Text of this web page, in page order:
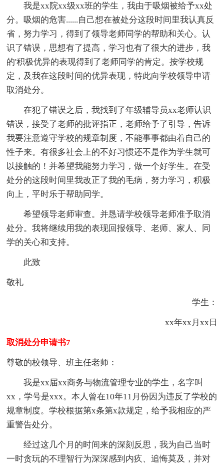
我是xx院xx级xx班的学生，我由于吸烟被给予xx处
分。吸烟的危害......自己想在被处分这段时间里我认真反
省，努力学习，得到了领导老师同学的帮助和关心。认
识了错误，思想有了提高，学习也有了很大的进步，我
的'积极优异的表现得到了老师同学的肯定。按学校规
定，及我在这段时间的优异表现，特此向学校领导申请
取消处分。
在犯了错误之后，我找到了年级辅导员xx老师认识
错误，接受了老师的批评指正，老师给予了引导，告诉
我要注意遵守学校的规章制度，不能事事都由着自己的
性子来。有很多社会上的不好习惯还不是作为学生就可
以接触的！并希望我能努力学习，做一个好学生。在受
处分的这段时间里我改正了我的毛病，努力学习，积极
向上，平时乐于帮助同学。
希望领导老师审查。并恳请学校领导老师准予取消
处分。我将继续用我的表现回报领导、老师、家人、同
学的关心和支持。
此致
敬礼
学生：
xx年xx月xx日
取消处分申请书7
尊敬的校领导、班主任老师：
我是xx届xx商务与物流管理专业的学生，名字叫
xx，学号是xxx。本人曾在10年11月份因为违反了学校的
规章制度。学校根据第x条第x款规定，给予我相应的严
重警告处分。
经过这几个月的时间来的深刻反思，我为自己当时
一时贪玩的不理智行为深深感到内疚、追悔莫及，并对